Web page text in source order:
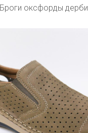
Броги оксфорды дерби